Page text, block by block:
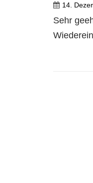
14.
Sehr